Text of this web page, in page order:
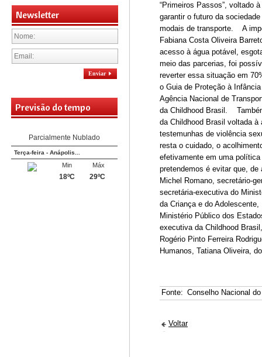
Newsletter
Enviar
Previsão do tempo
Terça-feira - Anápolis...
Máx
Min
Máx
Min
Parcialmente Nublado
“Primeiros Passos”, voltado
garantir o futuro da
modais de transporte. A
Fabiana Costa Oliveira
acesso à água potável,
meio das parcerias, foi
reverter essa situação em
o Guia de Proteção à
Agência Nacional de
da Childhood Brasil.
da Childhood Brasil voltada
testemunhas de violência
resta o cuidado, o
efetivamente em uma
pretendemos é evitar que,
Michel Romano, secretário-
secretária-executiva do
da Criança e do
Ministério Público dos
executiva da Childhood
Rogério Pinto Ferreira
Humanos, Tatiana Oliveira,
Fonte: Conselho Nacional
Voltar